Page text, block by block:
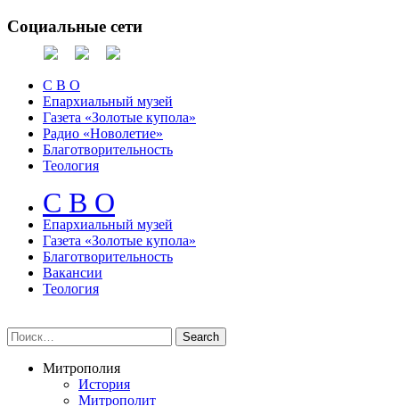
Социальные сети
С В О
Епархиальный музей
Газета «Золотые купола»
Радио «Новолетие»
Благотворительность
Теология
С В О
Епархиальный музeй
Газета «Золотые купола»
Благотворительность
Вакансии
Теология
Митрополия
История
Митрополит